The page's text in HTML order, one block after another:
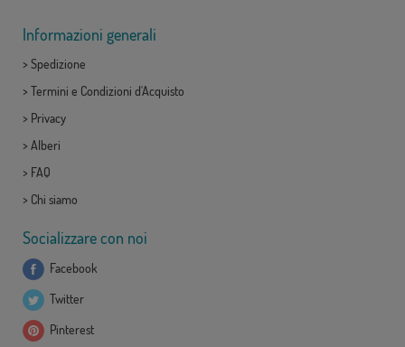
Informazioni generali
> Spedizione
> Termini e Condizioni d'Acquisto
> Privacy
> Alberi
> FAQ
> Chi siamo
Socializzare con noi
Facebook
Twitter
Pinterest